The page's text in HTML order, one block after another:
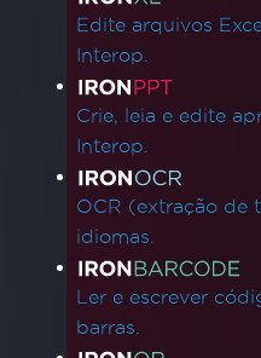
Edite arquivos
Interop.
Crie, leia e edite
Interop.
OCR (extração de
idiomas.
Ler e escrever
barras.